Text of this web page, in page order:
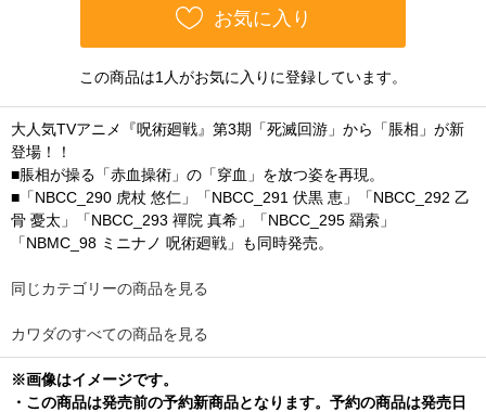
お気に入り
この商品は1人がお気に入りに登録しています。
大人気TVアニメ『呪術廻戦』第3期「死滅回游」から「脹相」が新
登場！！
■脹相が操る「赤血操術」の「穿血」を放つ姿を再現。
■「NBCC_290 虎杖 悠仁」「NBCC_291 伏黒 恵」「NBCC_292 乙
骨 憂太」「NBCC_293 禪院 真希」「NBCC_295 羂索」
「NBMC_98 ミニナノ 呪術廻戦」も同時発売。
同じカテゴリーの商品を見る
カワダのすべての商品を見る
※画像はイメージです。
・この商品は発売前の予約新商品となります。予約の商品は発売日